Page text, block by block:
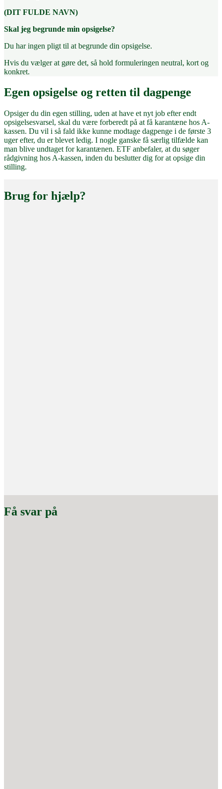
(DIT FULDE NAVN)
Skal jeg begrunde min opsigelse?
Du har ingen pligt til at begrunde din opsigelse.
Hvis du vælger at gøre det, så hold formuleringen neutral, kort og
konkret.
Egen opsigelse og retten til dagpenge
Opsiger du din egen stilling, uden at have et nyt job efter endt
opsigelsesvarsel, skal du være forberedt på at få karantæne hos A-
kassen. Du vil i så fald ikke kunne modtage dagpenge i de første 3
uger efter, du er blevet ledig. I nogle ganske få særlig tilfælde kan
man blive undtaget for karantænen. ETF anbefaler, at du søger
rådgivning hos A-kassen, inden du beslutter dig for at opsige din
stilling.
Brug for hjælp?
Få svar på